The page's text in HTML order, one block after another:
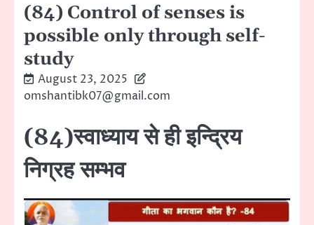
(84) Control of senses is
possible only through self-
study
August 23, 2025
omshantibk07@gmail.com
(84)स्वाध्याय से ही इन्द्रिय
निग्रह सम्भव